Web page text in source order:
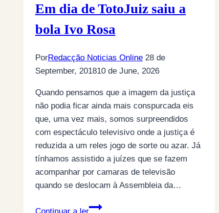
Em dia de TotoJuiz saiu a
bola Ivo Rosa
PorRedacção Noticias Online 28 de
September, 201810 de June, 2026
Quando pensamos que a imagem da justiça
não podia ficar ainda mais conspurcada eis
que, uma vez mais, somos surpreendidos
com espectáculo televisivo onde a justiça é
reduzida a um reles jogo de sorte ou azar. Já
tínhamos assistido a juízes que se fazem
acompanhar por camaras de televisão
quando se deslocam à Assembleia da…
Em